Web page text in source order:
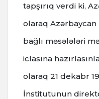
tapşırıq verdi ki,
olaraq Azərbaycan
bağlı məsələləri
iclasına
olaraq 21 dekabr
İnstitutunun